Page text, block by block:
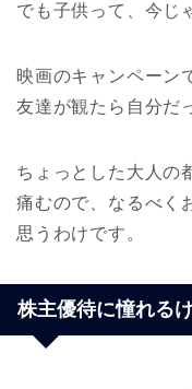
でも子供って、今じ
映画のキャンペーン
友達が観たら自分だ
ちょっとした大人の
痛むので、なるべく
思うわけです。
株主優待に憧れる